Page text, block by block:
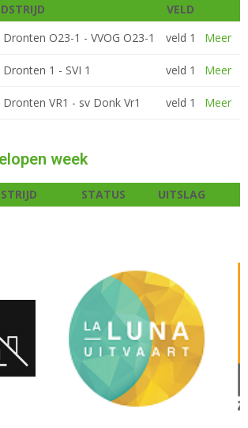
VELD
Dronten O23-1 - VVOG O23-1 veld 1 Meer
Dronten 1 - SVI 1 veld 1 Meer
Dronten VR1 - sv Donk Vr1 veld 1 Meer
week
STATUS UITSLAG